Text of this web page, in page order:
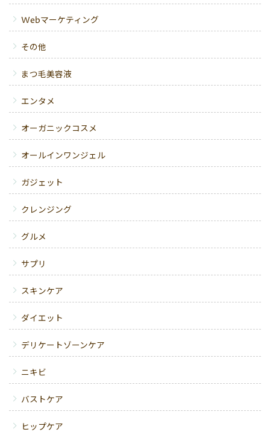
Webマーケティング
その他
まつ毛美容液
エンタメ
オーガニックコスメ
オールインワンジェル
ガジェット
クレンジング
グルメ
サプリ
スキンケア
ダイエット
デリケートゾーンケア
ニキビ
バストケア
ヒップケア